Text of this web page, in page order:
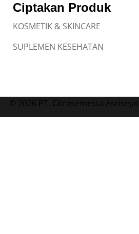
Ciptakan Produk
KOSMETIK & SKINCARE
SUPLEMEN KESEHATAN
© 2026 PT. Citrasemesta